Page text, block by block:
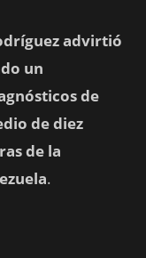
advirtió
un
de
de diez
de la
.